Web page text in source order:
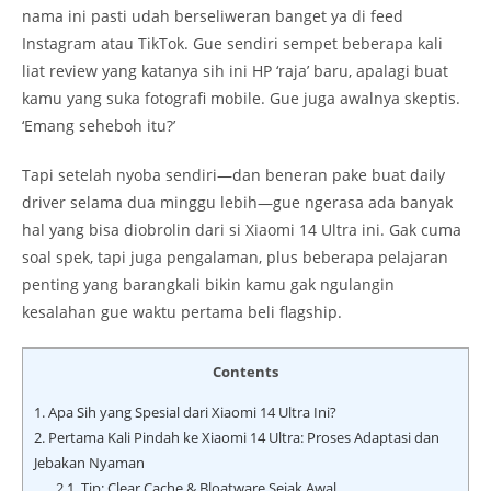
nama ini pasti udah berseliweran banget ya di feed
Instagram atau TikTok. Gue sendiri sempet beberapa kali
liat review yang katanya sih ini HP ‘raja’ baru, apalagi buat
kamu yang suka fotografi mobile. Gue juga awalnya skeptis.
‘Emang seheboh itu?’
Tapi setelah nyoba sendiri—dan beneran pake buat daily
driver selama dua minggu lebih—gue ngerasa ada banyak
hal yang bisa diobrolin dari si Xiaomi 14 Ultra ini. Gak cuma
soal spek, tapi juga pengalaman, plus beberapa pelajaran
penting yang barangkali bikin kamu gak ngulangin
kesalahan gue waktu pertama beli flagship.
Contents
1.Apa Sih yang Spesial dari Xiaomi 14 Ultra Ini?
2. Pertama Kali Pindah ke Xiaomi 14 Ultra: Proses Adaptasi dan
Jebakan Nyaman